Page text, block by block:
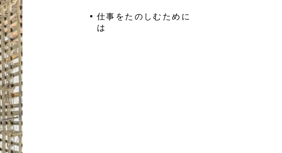
仕事をたのしむために
は